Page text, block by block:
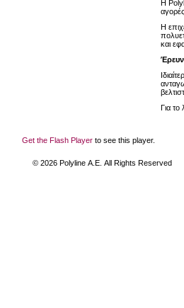
Η
Η
και
Για το
Get the Flash Player to see this player.
© 2026 Polyline Α.Ε. All Rights Reserved